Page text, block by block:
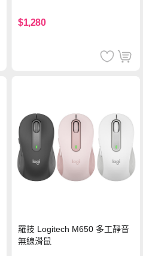
$1,280
羅技 Logitech M650 多工靜音
無線滑鼠